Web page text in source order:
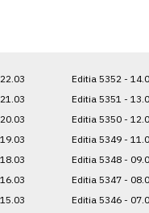
Editia 5352 -
Editia 5351 -
Editia 5350 -
Editia 5349 -
Editia 5348 -
Editia 5347 -
Editia 5346 -